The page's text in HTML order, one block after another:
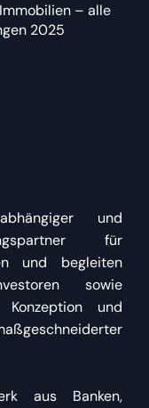
– alle
2025
und
für
und begleiten
sowie
und
aus Banken,